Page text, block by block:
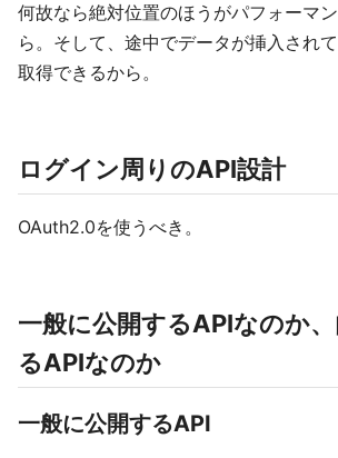
何故なら絶対位置のほうがパフォーマ
ら。そして、途中でデータが挿入され
取得できるから。
ログイン周りのAPI設計
OAuth2.0を使うべき。
一般に公開するAPIなのか
るAPIなのか
一般に公開するAPI